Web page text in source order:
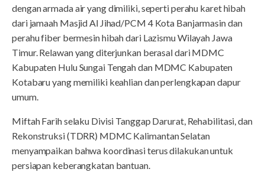
dengan armada air yang dimiliki, seperti perahu karet hibah
dari jamaah Masjid Al Jihad/PCM 4 Kota Banjarmasin dan
perahu fiber bermesin hibah dari Lazismu Wilayah Jawa
Timur. Relawan yang diterjunkan berasal dari MDMC
Kabupaten Hulu Sungai Tengah dan MDMC Kabupaten
Kotabaru yang memiliki keahlian dan perlengkapan dapur
umum.
Miftah Farih selaku Divisi Tanggap Darurat, Rehabilitasi, dan
Rekonstruksi (TDRR) MDMC Kalimantan Selatan
menyampaikan bahwa koordinasi terus dilakukan untuk
persiapan keberangkatan bantuan.